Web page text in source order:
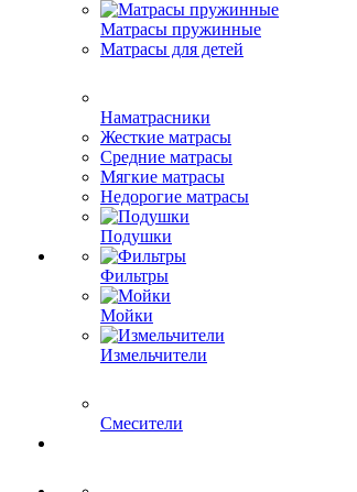
Матрасы пружинные
Матрасы для детей
Наматрасники
Жесткие матрасы
Средние матрасы
Мягкие матрасы
Недорогие матрасы
Подушки
Фильтры
Мойки
Измельчители
Смесители